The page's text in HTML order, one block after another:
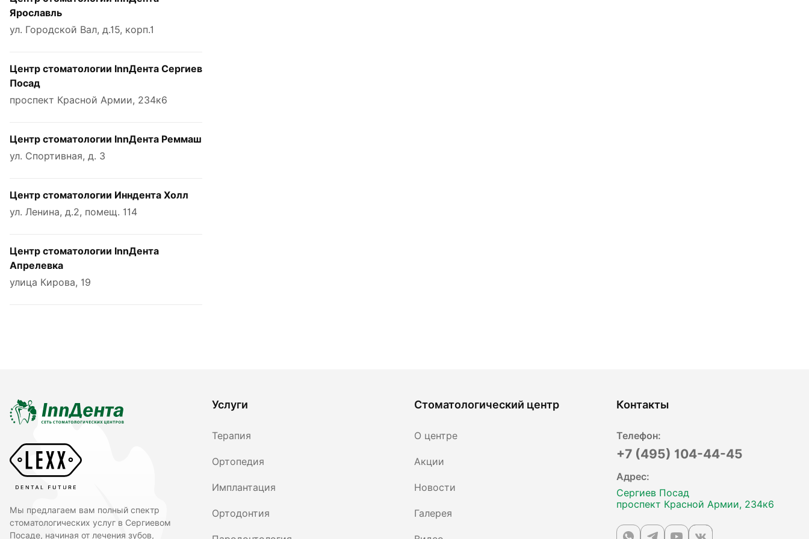
Ярославль
ул. Городской Вал, д.15, корп.1
Центр стоматологии InnДента Сергиев
Посад
проспект Красной Армии, 234к6
Центр стоматологии InnДента Реммаш
ул. Спортивная, д. 3
Центр стоматологии Инндента Холл
ул. Ленина, д.2, помещ. 114
Центр стоматологии InnДента
Апрелевка
улица Кирова, 19
Мы предлагаем вам полный спектр
стоматологических услуг в Сергиевом
Посаде, начиная от лечения зубов,
Услуги
Терапия
Ортопедия
Имплантация
Ортодонтия
Стоматологический центр
О центре
Акции
Новости
Галерея
Контакты
Телефон:
+7 (495) 104-44-45
Адрес:
Сергиев Посад
проспект Красной Армии, 234к6